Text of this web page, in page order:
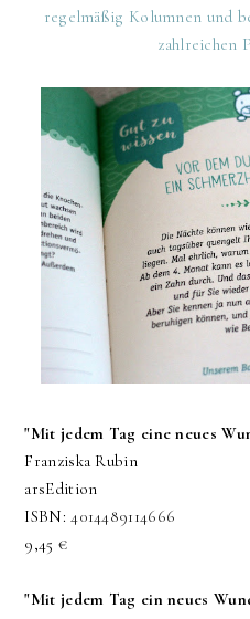
regelmäßig Kolumnen und
zahlreichen
"Mit jedem Tag eine neues
Franziska Rubin
arsEdition
ISBN:4014489114666
9,45 €
"Mit jedem Tag ein neues